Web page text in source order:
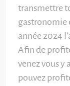
transmettre
gastronomie
année 2024
Afin de
venez vous y
pouvez